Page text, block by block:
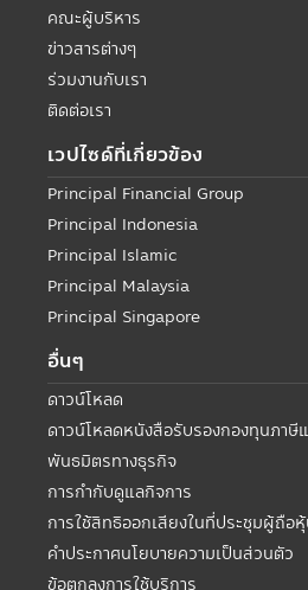
คณะผู้บริหาร
ข่าวสารต่างๆ
ร่วมงานกับเรา
ติดต่อเรา
เวปไซด์ที่เกี่ยวข้อง
Principal Financial Group
Principal Indonesia
Principal Islamic
Principal Malaysia
Principal Singapore
อื่นๆ
ดาวน์โหลด
ดาวน์โหลดหนังสือรับรองกองทุนภา
พันธมิตรทางธุรกิจ
การกำกับดูแลกิจการ
การใช้สิทธิออกเสียงในที่ประชุมผู้ถือ
คำประกาศนโยบายความเป็นส่วนตัว
ข้อตกลงการใช้บริการ